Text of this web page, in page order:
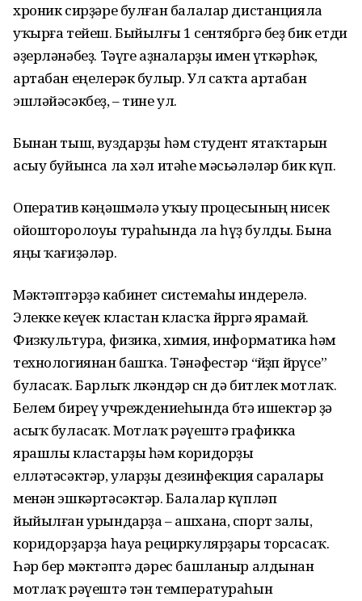
хроник сирҙәре булған балалар дистанцияла
уҡырға тейеш. Быйылғы 1 сентябргә беҙ бик етди
әҙерләнәбеҙ. Тәүге аҙналарҙы имен үткәрһәк,
артабан еңелерәк булыр. Ул саҡта артабан
эшләйәсәкбеҙ, – тине ул.
Бынан тыш, вуздарҙы һәм студент ятаҡтарын
асыу буйынса ла хәл итәһе мәсьәләләр бик күп.
Оператив кәңәшмәлә уҡыу процесының нисек
ойошторолоуы тураһында ла һүҙ булды. Бына
яңы ҡағиҙәләр.
Мәктәптәрҙә кабинет системаһы индерелә.
Элекке кеүек кластан класҡа йөрөргә ярамай.
Физкультура, физика, химия, информатика һәм
технологиянан башҡа. Тәнәфестәр “йөҙөп йөрөүсе”
буласаҡ. Барлыҡ өлкәндәр өсөн дә битлек мотлаҡ.
Белем биреү учреждениеһында бөтә ишектәр ҙә
асыҡ буласаҡ. Мотлаҡ рәүештә графикка
ярашлы кластарҙы һәм коридорҙы
елләтәсәктәр, уларҙы дезинфекция саралары
менән эшкәртәсәктәр. Балалар күпләп
йыйылған урындарҙа – ашхана, спорт залы,
коридорҙарҙа һауа рециркулярҙары торсасаҡ.
Һәр бер мәктәптә дәрес башланыр алдынан
мотлаҡ рәүештә тән температураһын